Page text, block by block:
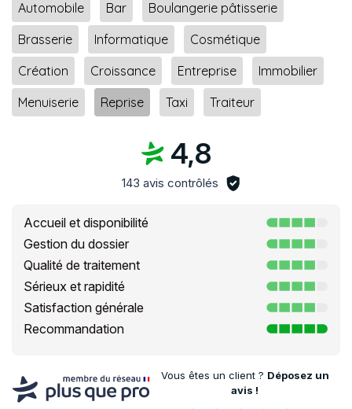
Automobile Bar
Boulangerie pâtisserie
Brasserie
Informatique
Cosmétique
Création
Croissance Entreprise
Immobilier
Menuiserie
Reprise Taxi Traiteur
4,8
143 avis contrôlés
Accueil et disponibilité
Gestion du dossier
Qualité de traitement
Sérieux et rapidité
Satisfaction générale
Recommandation
Vous êtes un client ? Déposez un
avis !